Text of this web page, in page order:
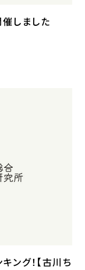
しました
ング！【古川ち